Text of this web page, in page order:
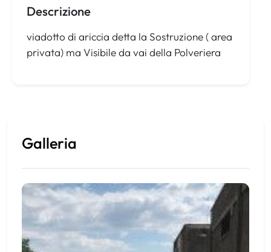
Descrizione
viadotto di ariccia detta la Sostruzione ( area
privata) ma Visibile da vai della Polveriera
Galleria